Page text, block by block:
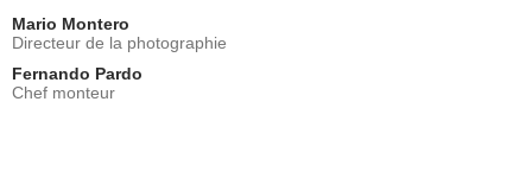
Mario Montero
Directeur de la photographie
Fernando Pardo
Chef monteur